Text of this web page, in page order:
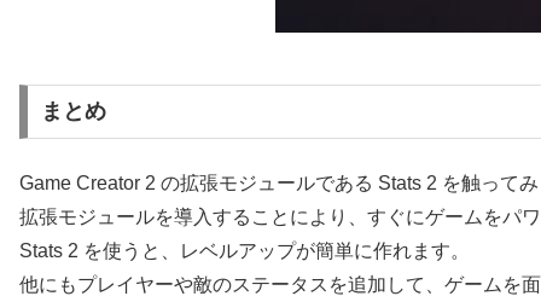
まとめ
Game Creator 2 の拡張モジュールである Stats 2 を触って
拡張モジュールを導入することにより、すぐにゲームをパ
Stats 2 を使うと、レベルアップが簡単に作れます。
他にもプレイヤーや敵のステータスを追加して、ゲームを